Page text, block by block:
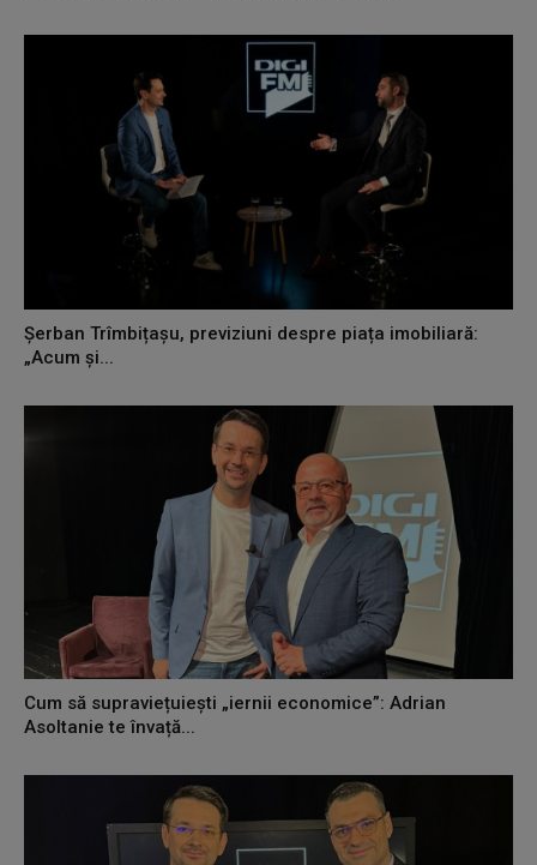
Șerban Trîmbițașu, previziuni despre piața imobiliară:
„Acum și...
Cum să supraviețuiești „iernii economice”: Adrian
Asoltanie te învață...